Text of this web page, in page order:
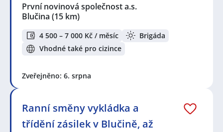
První novinová společnost a.s.
Blučina (15 km)
4 500 – 7 000 Kč / měsíc
Brigáda
Vhodné také pro cizince
Zveřejněno: 6. srpna
Ranní směny vykládka a
třídění zásilek v Blučině, až